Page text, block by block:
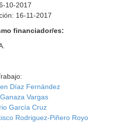
10-2017
16-11-2017
financiador/es:
Díaz Fernández
Vargas
García Cruz
Rodriguez-Piñero Royo